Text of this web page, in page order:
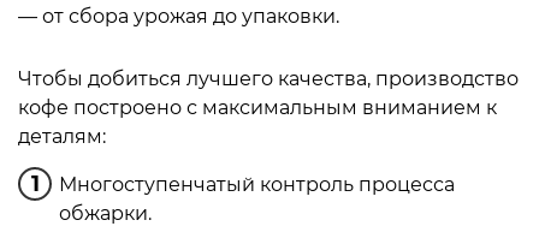
— от сбора урожая до упаковки.
Чтобы добиться лучшего качества, производство
кофе построено с максимальным вниманием к
деталям:
Многоступенчатый контроль процесса
обжарки.